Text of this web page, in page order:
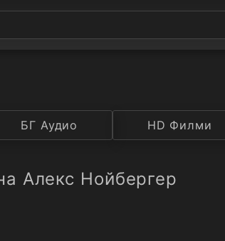
Рейтинг
БГ Аудио HD Филми
Алекс Нойбергер